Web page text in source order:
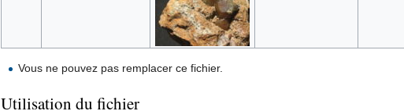
Vous ne pouvez pas remplacer ce fichier.
Utilisation du fichier